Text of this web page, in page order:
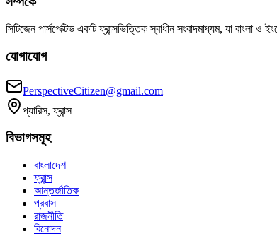
সিটিজেন পার্সপেক্টিভ একটি ফ্রান্সভিত্তিক স্বাধীন সংবাদমাধ্যম, যা বাংলা
যোগাযোগ
PerspectiveCitizen@gmail.com
প্যারিস, ফ্রান্স
বিভাগসমূহ
বাংলাদেশ
ফ্রান্স
আন্তর্জাতিক
প্রবাস
রাজনীতি
বিনোদন